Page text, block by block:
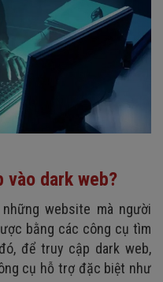
vào dark web?
website mà người
bằng các công cụ tìm
để truy cập dark web,
cụ hỗ trợ đặc biệt như